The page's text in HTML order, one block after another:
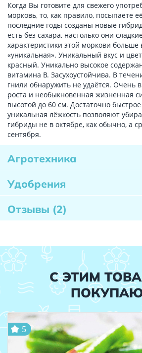
Когда Вы готовите для свежего
морковь, то, как правило, посыпаете
последние годы созданы новые
есть без сахара, настолько они
характеристики этой моркови больше
«уникальная». Уникальный вкус и
красный. Уникально высокое
витамина В. Засухоустойчива. В
гнили обнаружить не удаётся. Очень
роста и необыкновенная жизненная
высотой до 60 см. Достаточно
уникальная лёжкость позволяют
гибриды не в октябре, как обычно, а
сентября.
Агротехника
Удобрения
Отзывы (2)
С ЭТИМ
5